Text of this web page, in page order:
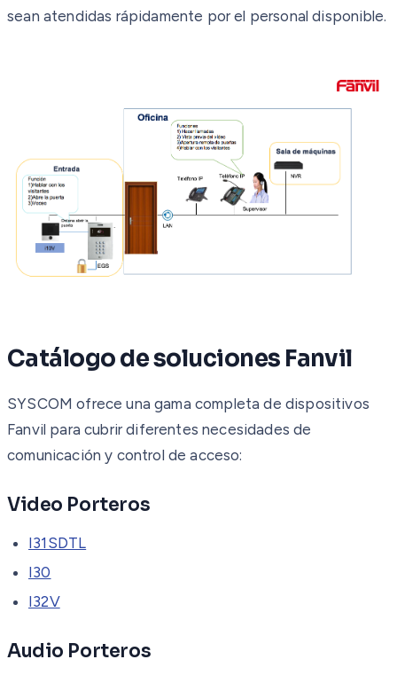
sean atendidas rápidamente por el personal disponible.
Catálogo de soluciones Fanvil
SYSCOM ofrece una gama completa de dispositivos
Fanvil para cubrir diferentes necesidades de
comunicación y control de acceso:
Video Porteros
I31SDTL
I30
I32V
Audio Porteros